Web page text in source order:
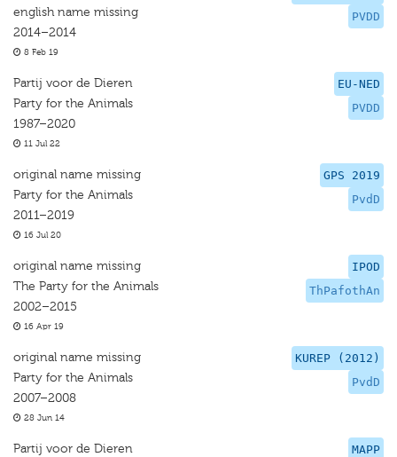
PVDD
english name missing
2014–2014
8 Feb 19
EU-NED
PVDD
Partij voor de Dieren
Party for the Animals
1987–2020
11 Jul 22
GPS 2019
PvdD
original name missing
Party for the Animals
2011–2019
16 Jul 20
IPOD
ThPafothAn
original name missing
The Party for the Animals
2002–2015
16 Apr 19
KUREP (2012)
PvdD
original name missing
Party for the Animals
2007–2008
28 Jun 14
MAPP
Partij voor de Dieren